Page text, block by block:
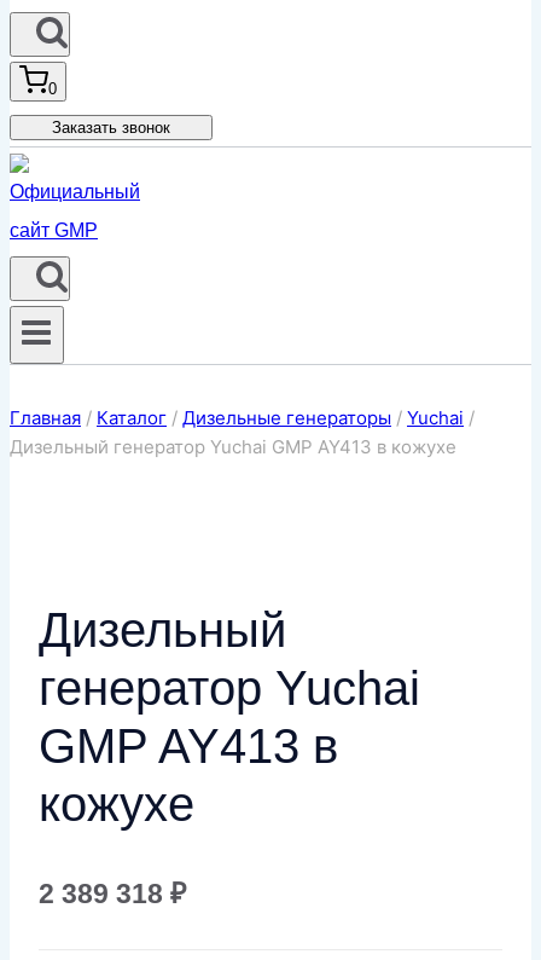
0
Заказать звонок
Главная / Каталог / Дизельные генераторы / Yuchai /
Дизельный генератор Yuchai GMP AY413 в кожухе
Дизельный
генератор Yuchai
GMP AY413 в
кожухе
2 389 318 ₽